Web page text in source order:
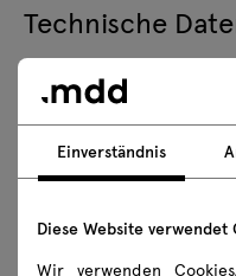
Technische
Technische
Ausführungen
Ökologie
Einverständnis
Diese Website verwendet
Wir verwenden